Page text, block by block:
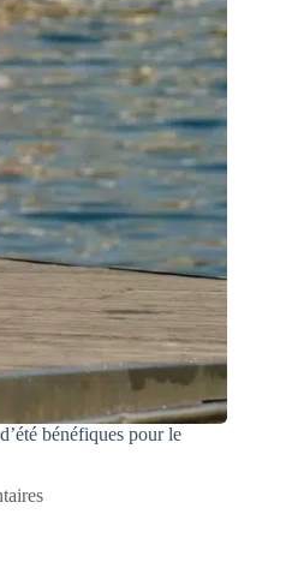
bénéfiques pour le